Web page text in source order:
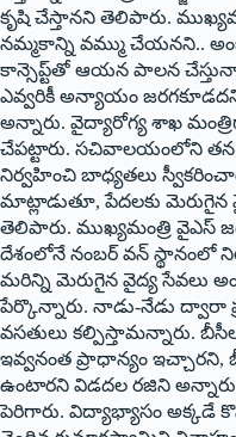
కృషి చేస్తానని తెలిపారు.
నమ్మకాన్ని వమ్ము చేయనని..
కాన్సెప్ట్‌తో ఆయన పాలన
ఎవ్వరికీ అన్యాయం
అన్నారు. వైద్యారోగ్య శాఖ
చేపట్టారు. సచివాలయంలోని తన
నిర్వహించి బాధ్యతలు
మాట్లాడుతూ, పేదలకు మెరుగైన
తెలిపారు. ముఖ్యమంత్రి వైఎస్‌
దేశంలోనే నంబర్‌ ‌వన్‌ ‌స్థానంలో
మరిన్ని మెరుగైన వైద్య సేవలు
పేర్కొన్నారు. నాడు-నేడు ద్వారా
వసతులు కల్పిస్తామన్నారు.
ఇవ్వనంత ప్రాధాన్యం ఇచ్చారని,
ఉంటారని విడదల రజిని
పెరిగారు. విద్యాభ్యాసం అక్కడే